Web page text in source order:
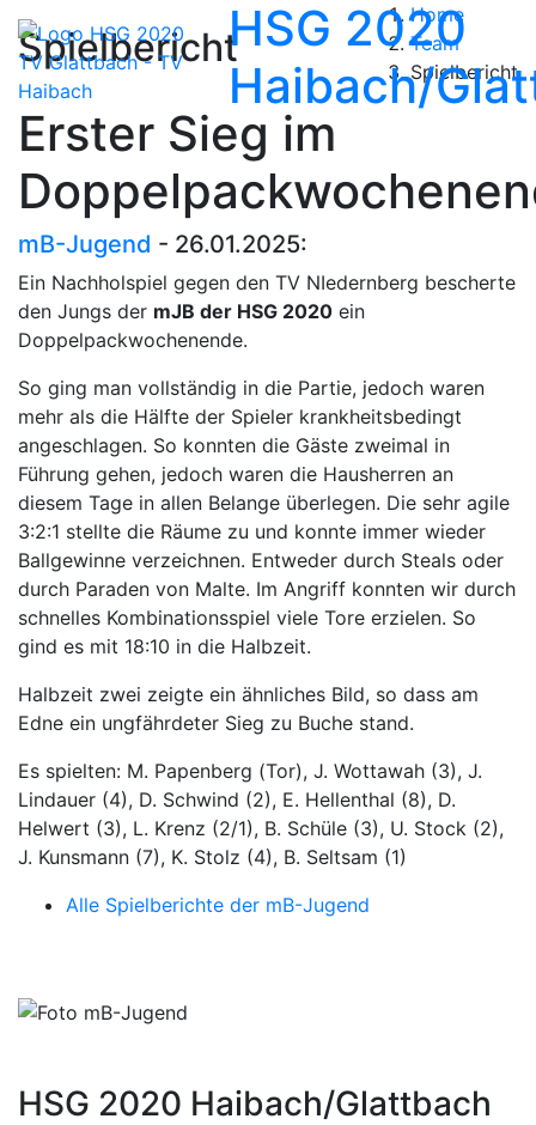
HSG 2020
Haibach/
Spielbericht
Home
Team
Spielbericht
Erster Sieg im
mB-Jugend - 26.01.2025:
Ein Nachholspiel gegen den TV NIedernberg bescherte
den Jungs der mJB der HSG 2020 ein
Doppelpackwochenende.
So ging man vollständig in die Partie, jedoch waren
mehr als die Hälfte der Spieler krankheitsbedingt
angeschlagen. So konnten die Gäste zweimal in
Führung gehen, jedoch waren die Hausherren an
diesem Tage in allen Belange überlegen. Die sehr agile
3:2:1 stellte die Räume zu und konnte immer wieder
Ballgewinne verzeichnen. Entweder durch Steals oder
durch Paraden von Malte. Im Angriff konnten wir durch
schnelles Kombinationsspiel viele Tore erzielen. So
gind es mit 18:10 in die Halbzeit.
Halbzeit zwei zeigte ein ähnliches Bild, so dass am
Edne ein ungfährdeter Sieg zu Buche stand.
Es spielten: M. Papenberg (Tor), J. Wottawah (3), J.
Lindauer (4), D. Schwind (2), E. Hellenthal (8), D.
Helwert (3), L. Krenz (2/1), B. Schüle (3), U. Stock (2),
J. Kunsmann (7), K. Stolz (4), B. Seltsam (1)
Alle Spielberichte der mB-Jugend
HSG 2020 Haibach/Glattbach